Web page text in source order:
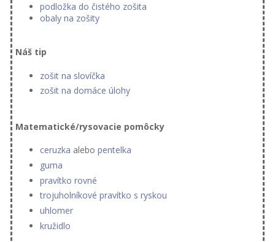
podložka do čistého zošita
obaly na zošity
Náš tip
zošit na slovíčka
zošit na domáce úlohy
Matematické/rysovacie pomôcky
ceruzka alebo pentelka
guma
pravítko rovné
trojuholníkové pravítko s ryskou
uhlomer
kružidlo